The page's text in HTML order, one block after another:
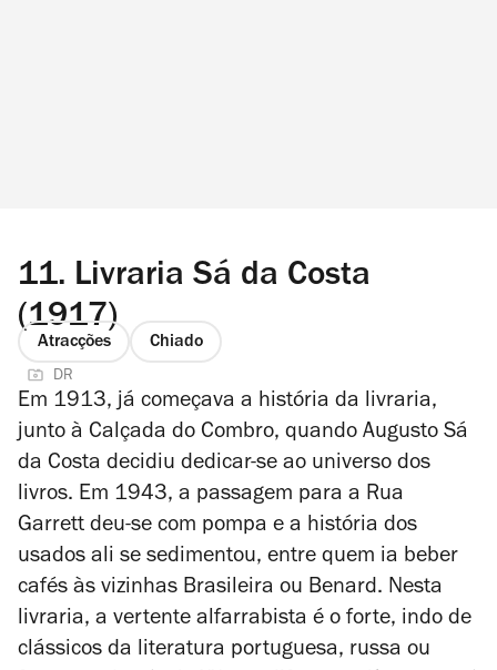
11. Livraria Sá da Costa
(1917)
Atracções Chiado
DR
Em 1913, já começava a história da livraria,
junto à Calçada do Combro, quando Augusto Sá
da Costa decidiu dedicar-se ao universo dos
livros. Em 1943, a passagem para a Rua
Garrett deu-se com pompa e a história dos
usados ali se sedimentou, entre quem ia beber
cafés às vizinhas Brasileira ou Benard. Nesta
livraria, a vertente alfarrabista é o forte, indo de
clássicos da literatura portuguesa, russa ou